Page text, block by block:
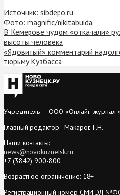
Источник: sibdepo.ru
Фото: magnific/nikitabuida.
В Кемерове чудом «откачали»
высоты человека
«Ядовитый» комментарий
тюрьму Кузбасса
Учредитель — ООО «Онлайн-журнал
Главный редактор - Макаров Г.Н.
Наши контакты:
news@novokuznetsk.ru
+7 (3842) 900-800
Возрастное ограничение: 18+
Регистрационный номер СМИ ЭЛ